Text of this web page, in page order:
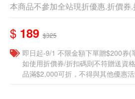
本商品不參加全站現折優惠.折價券
$ 189 $325
即日起-9/1 不限金額下單贈$200券(
如使用折價券/折扣碼則不符贈送資
品滿$2,000可折，不得與其他優惠